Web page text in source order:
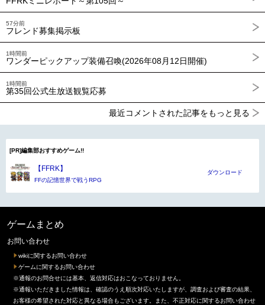
57分前
フレンド募集掲示板
1時間前
ワンダーピックアップ装備召喚(2026年08月12日開催)
1時間前
第35回公式生放送観覧応募
最近コメントされた記事をもっと見る
[PR]編集部おすすめゲーム!!
【FFRK】
FFの記憶世界で戦うRPG
ダウンロード
ゲームまとめ
お問い合わせ
wikiに関するお問い合わせ
ゲームに関するお問い合わせ
※通報のお問合せには基本、返信対応はおこなっておりません。
※通報いただきました情報は、確認のうえ順次対応いたしますが、調査および審査の結果、
お客様の希望された対応と異なる場合もございます。また、不正対応に関するお問い合わせ